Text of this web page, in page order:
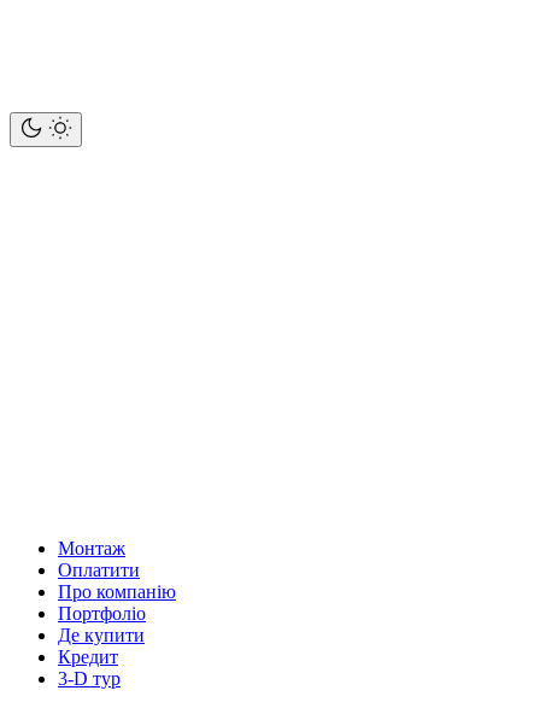
Монтаж
Оплатити
Про компанію
Портфоліо
Де купити
Кредит
3-D тур